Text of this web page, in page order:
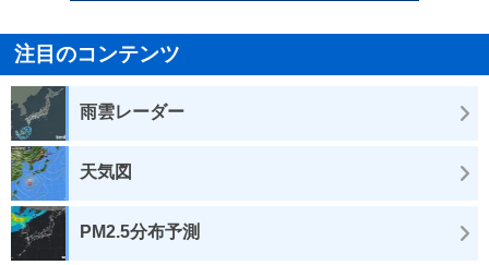
注目のコンテンツ
雨雲レーダー
天気図
PM2.5分布予測